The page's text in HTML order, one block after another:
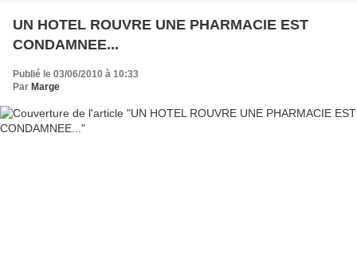
UN HOTEL ROUVRE UNE PHARMACIE EST
CONDAMNEE...
Publié le 03/06/2010 à 10:33
Par Marge